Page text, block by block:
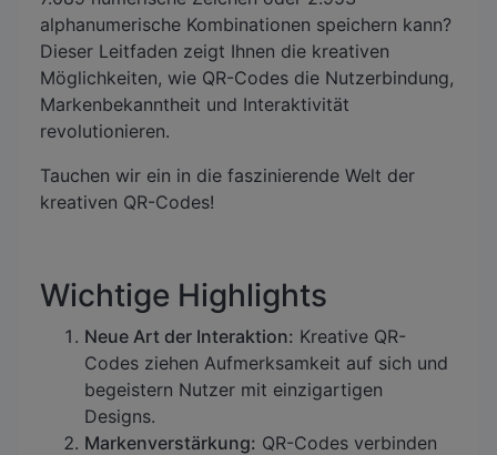
alphanumerische Kombinationen speichern kann?
Dieser Leitfaden zeigt Ihnen die kreativen
Möglichkeiten, wie QR-Codes die Nutzerbindung,
Markenbekanntheit und Interaktivität
revolutionieren.
Tauchen wir ein in die faszinierende Welt der
kreativen QR-Codes!
Wichtige Highlights
Neue Art der Interaktion: Kreative QR-
Codes ziehen Aufmerksamkeit auf sich und
begeistern Nutzer mit einzigartigen
Designs.
Markenverstärkung: QR-Codes verbinden